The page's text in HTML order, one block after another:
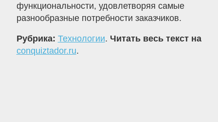
функциональности, удовлетворяя самые
разнообразные потребности заказчиков.
Рубрика: Технологии. Читать весь текст на
conquiztador.ru.